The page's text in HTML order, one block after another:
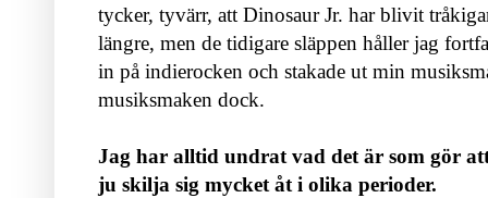
tycker, tyvärr, att Dinosaur Jr. har blivit
längre, men de tidigare släppen håller jag
in på indierocken och stakade ut min
musiksmaken dock.
Jag har alltid undrat vad det är som gör
ju skilja sig mycket åt i olika perioder.